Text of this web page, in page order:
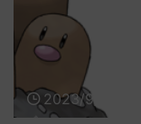
2023/9/8